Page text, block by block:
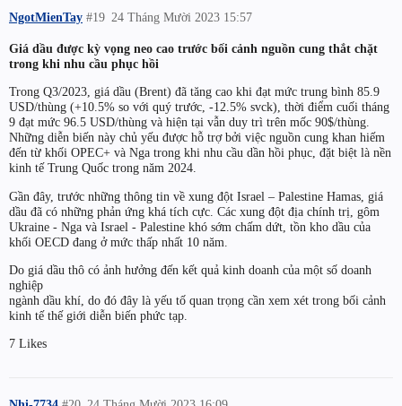
NgotMienTay 24 Tháng Mười 2023 15:57
#19
Giá dầu được kỳ vọng neo cao trước bối cảnh nguồn cung thắt chặt
trong khi nhu cầu phục hồi
Trong Q3/2023, giá dầu (Brent) đã tăng cao khi đạt mức trung bình 85.9
USD/thùng (+10.5% so với quý trước, -12.5% svck), thời điểm cuối tháng
9 đạt mức 96.5 USD/thùng và hiện tại vẫn duy trì trên mốc 90$/thùng.
Những diễn biến này chủ yếu được hỗ trợ bởi việc nguồn cung khan hiếm
đến từ khối OPEC+ và Nga trong khi nhu cầu dần hồi phục, đặt biệt là nền
kinh tế Trung Quốc trong năm 2024.
Gần đây, trước những thông tin về xung đột Israel – Palestine Hamas, giá
dầu đã có những phản ứng khá tích cực. Các xung đột địa chính trị, gôm
Ukraine - Nga và Israel - Palestine khó sớm chấm dứt, tồn kho dầu của
khối OECD đang ở mức thấp nhất 10 năm.
Do giá dầu thô có ảnh hưởng đến kết quả kinh doanh của một số doanh
nghiệp
ngành dầu khí, do đó đây là yếu tố quan trọng cần xem xét trong bối cảnh
kinh tế thế giới diễn biến phức tạp.
7 Likes